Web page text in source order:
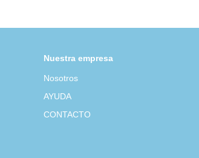
Nuestra empresa
Nosotros
AYUDA
CONTACTO